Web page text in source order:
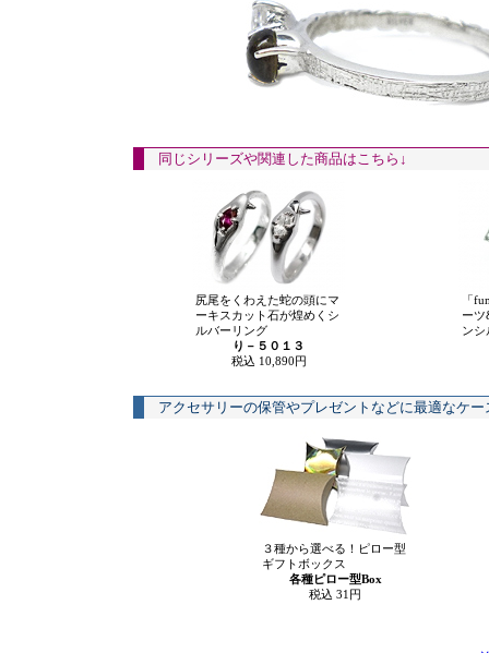
同じシリーズや関連した商品はこちら↓
尻尾をくわえた蛇の頭にマ
ーキスカット石が煌めくシ
ルバーリング
り－５０１３
税込 10,890円
「
ーツ
ンシ
アクセサリーの保管やプレゼントなどに最適なケ
３種から選べる！ピロー型
ギフトボックス
各種ピロー型Box
税込 31円